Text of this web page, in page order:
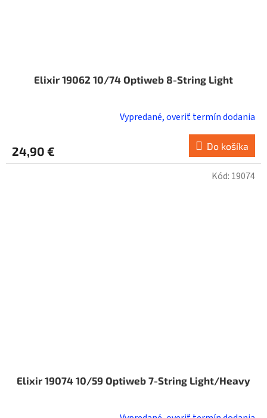
Elixir 19062 10/74 Optiweb 8-String Light
Vypredané, overiť termín dodania
24,90 € Do košíka
Elixir 19074 10/59 Optiweb 7-String Light/Heavy
Kód: 19074